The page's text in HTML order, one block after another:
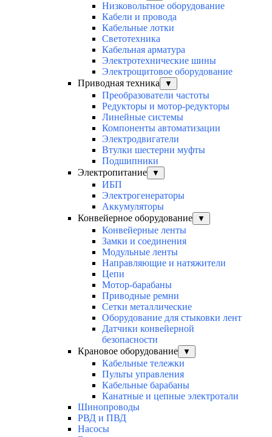
Низковольтное оборудование
Кабели и провода
Кабельные лотки
Светотехника
Кабельная арматура
Электротехнические шины
Электрощитовое оборудование
Приводная техника
▼
Преобразователи частоты
Редукторы и мотор-редукторы
Линейные системы
Компоненты автоматизации
Электродвигатели
Втулки шестерни муфты
Подшипники
Электропитание
▼
ИБП
Электрогенераторы
Аккумуляторы
Конвейерное оборудование
▼
Конвейерные ленты
Замки и соединения
Модульные ленты
Направляющие и натяжители
Цепи
Мотор-барабаны
Приводные ремни
Сетки металлические
Оборудование для стыковки лент
Датчики конвейерной
безопасности
Крановое оборудование
▼
Кабельные тележки
Пульты управления
Кабельные барабаны
Канатные и цепные электротали
Шинопроводы
РВД и ПВД
Насосы